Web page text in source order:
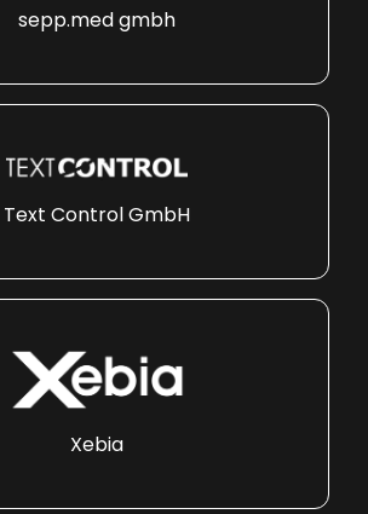
sepp.med gmbh
Text Control GmbH
Xebia